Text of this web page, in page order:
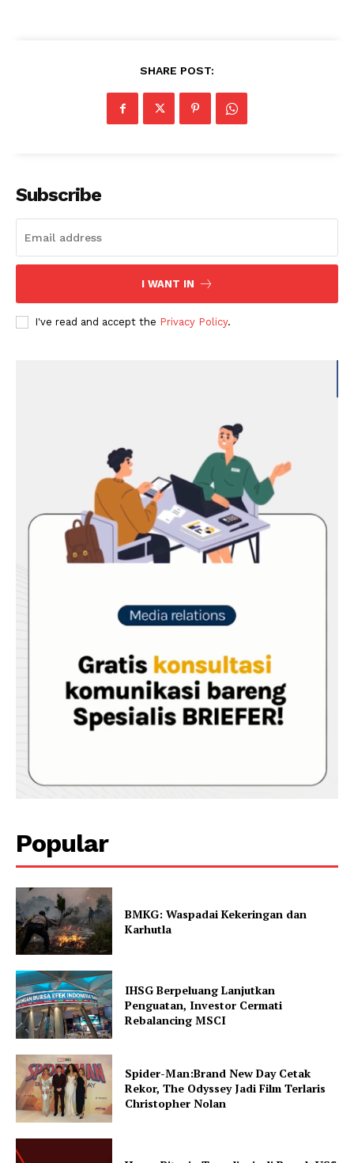
SHARE POST:
Subscribe
I WANT IN
I've read and accept the Privacy Policy.
Popular
BMKG: Waspadai Kekeringan dan
Karhutla
IHSG Berpeluang Lanjutkan
Penguatan, Investor Cermati
Rebalancing MSCI
Spider-Man:Brand New Day Cetak
Rekor, The Odyssey Jadi Film Terlaris
Christopher Nolan